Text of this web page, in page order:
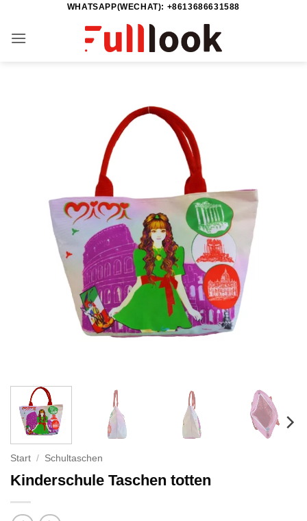
springen
WHATSAPP(WECHAT): +8613686631588
Start / Schultaschen
Kinderschule Taschen totten